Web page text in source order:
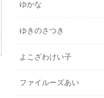
ゆかな
ゆきのさつき
よこざわけい子
ファイルーズあい